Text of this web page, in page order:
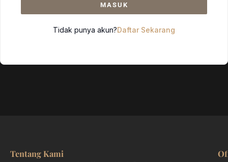
MASUK
Tidak punya akun?Daftar Sekarang
Tentang Kami